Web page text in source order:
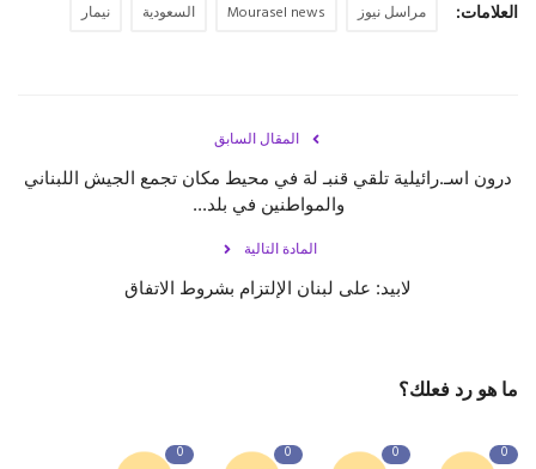
العلامات: مراسل نيوز Mourasel news السعودية نيمار
المقال السابق
درون اسـ.رائيلية تلقي قنبـ لة في محيط مكان تجمع الجيش اللبناني
والمواطنين في بلد...
المادة التالية
لابيد: على لبنان الإلتزام بشروط الاتفاق
ما هو رد فعلك؟
0
0
0
0